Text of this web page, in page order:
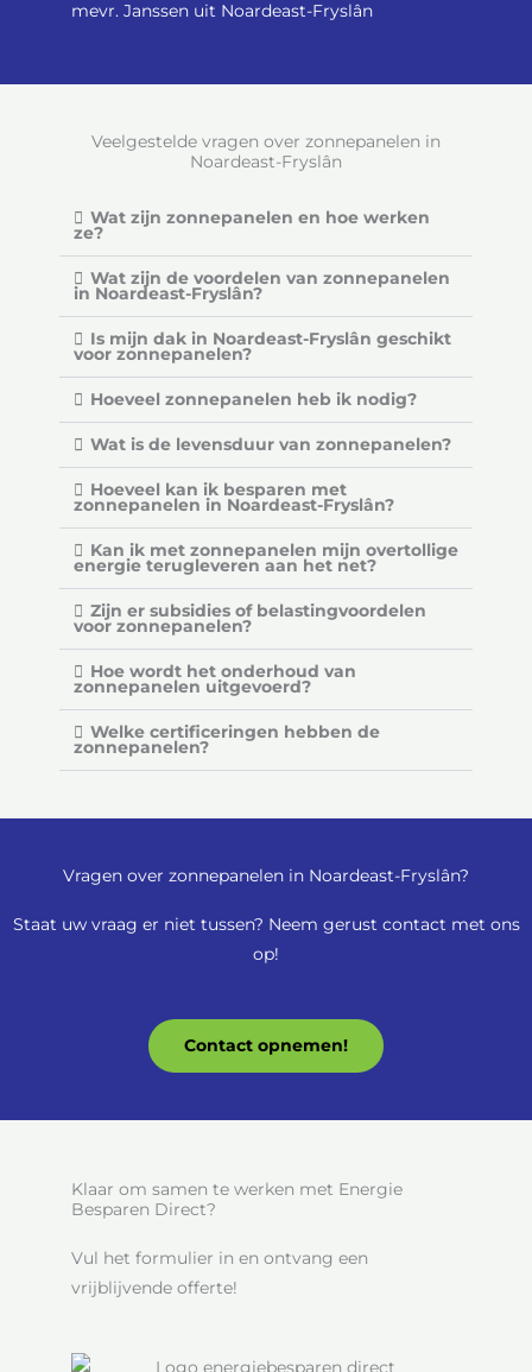
g
v
mevr. Janssen uit Noardeast-Fryslân
Veelgestelde vragen over zonnepanelen in
Noardeast-Fryslân
Wat zijn zonnepanelen en hoe werken
ze?
Wat zijn de voordelen van zonnepanelen
in Noardeast-Fryslân?
Is mijn dak in Noardeast-Fryslân geschikt
voor zonnepanelen?
Hoeveel zonnepanelen heb ik nodig?
Wat is de levensduur van zonnepanelen?
Hoeveel kan ik besparen met
zonnepanelen in Noardeast-Fryslân?
Kan ik met zonnepanelen mijn overtollige
energie terugleveren aan het net?
Zijn er subsidies of belastingvoordelen
voor zonnepanelen?
Hoe wordt het onderhoud van
zonnepanelen uitgevoerd?
Welke certificeringen hebben de
zonnepanelen?
Vragen over zonnepanelen in Noardeast-Fryslân?
Staat uw vraag er niet tussen? Neem gerust contact met ons
op!
Contact opnemen!
Klaar om samen te werken met Energie
Besparen Direct?
Vul het formulier in en ontvang een
vrijblijvende offerte!